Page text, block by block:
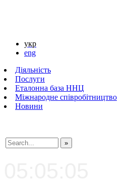
укр
eng
Діяльність
Послуги
Еталонна база ННЦ
Міжнародне співробітництво
Новини